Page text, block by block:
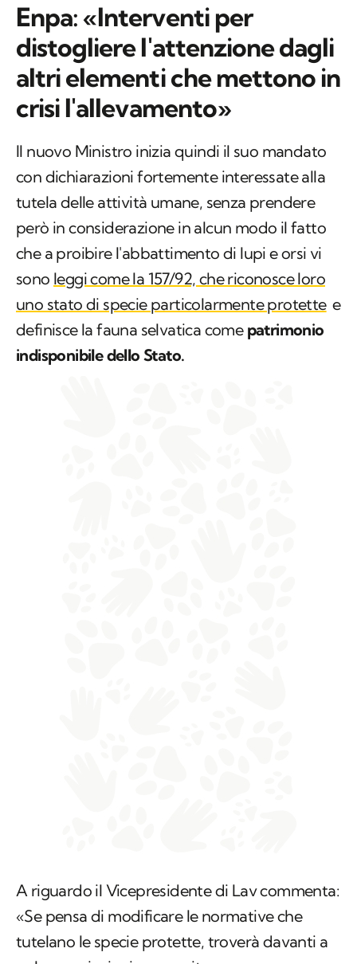
Enpa: «Interventi per
distogliere l'attenzione dagli
altri elementi che mettono in
crisi l'allevamento»
Il nuovo Ministro inizia quindi il suo mandato
con dichiarazioni fortemente interessate alla
tutela delle attività umane, senza prendere
però in considerazione in alcun modo il fatto
che a proibire l'abbattimento di lupi e orsi vi
sono leggi come la 157/92, che riconosce loro
uno stato di specie particolarmente protette e
definisce la fauna selvatica come patrimonio
indisponibile dello Stato.
A riguardo il Vicepresidente di Lav commenta:
«Se pensa di modificare le normative che
tutelano le specie protette, troverà davanti a